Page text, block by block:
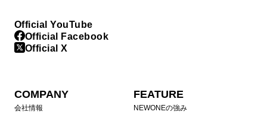
Official YouTube
Official Facebook
Official X
COMPANY
会社情報
FEATURE
NEWONEの強み